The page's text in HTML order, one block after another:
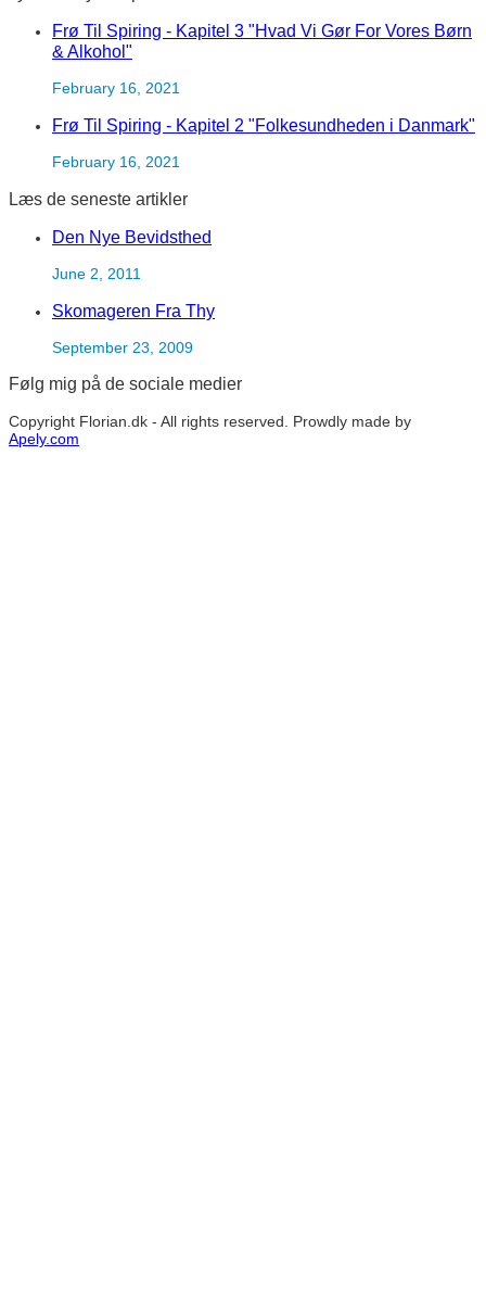
Frø Til Spiring - Kapitel 3 "Hvad Vi Gør For Vores Børn
& Alkohol"
February 16, 2021
Frø Til Spiring - Kapitel 2 "Folkesundheden i Danmark"
February 16, 2021
Læs de seneste artikler
Den Nye Bevidsthed
June 2, 2011
Skomageren Fra Thy
September 23, 2009
Følg mig på de sociale medier
Copyright Florian.dk - All rights reserved. Prowdly made by
Apely.com